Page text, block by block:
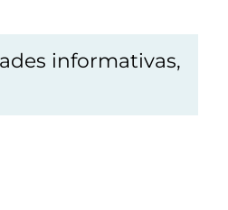
informativas,